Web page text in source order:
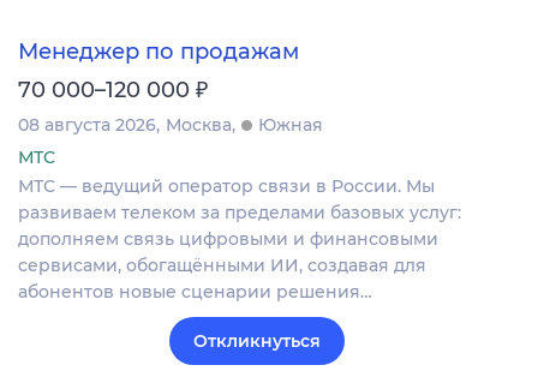
Менеджер по продажам
70 000–120 000 ₽
08 августа 2026 Москва
Южная
МТС
МТС — ведущий оператор связи в России. Мы
развиваем телеком за пределами базовых услуг:
дополняем связь цифровыми и финансовыми
сервисами, обогащёнными ИИ, создавая для
абонентов новые сценарии решения…
Откликнуться